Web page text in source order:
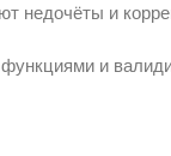
недочёты и
и